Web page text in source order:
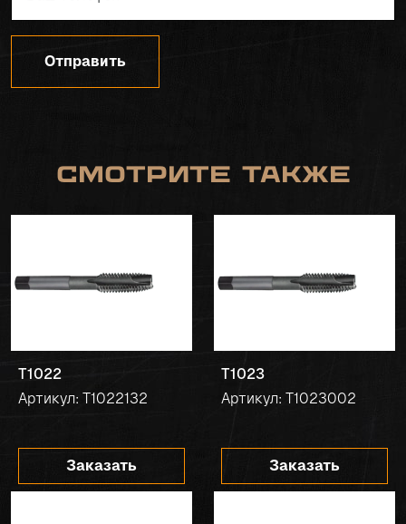
Отправить
Смотрите также
T1022
Артикул: T1022132
Заказать
T1023
Артикул: T1023002
Заказать